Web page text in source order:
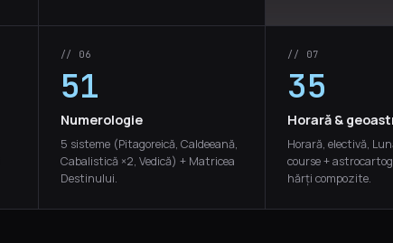
// 06
51
Numerologie
5 sisteme (Pitagoreică, Caldeeană,
Cabalistică ×2, Vedică) + Matricea
Destinului.
// 07
35
Horară &
Horară, electivă,
course +
hărți compozite.